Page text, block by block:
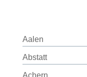
Aalen
Abstatt
Achern